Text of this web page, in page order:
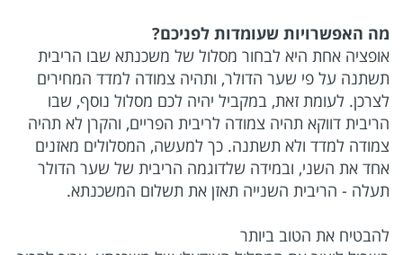
מה האפשרויות שעומדות לפניכם?
אופציה אחת היא לבחור מסלול של משכנתא שבו הריבית
תשתנה על פי שער הדולר, ותהיה צמודה למדד המחירים
לצרכן. לעומת זאת, במקביל יהיה לכם מסלול נוסף, שבו
הריבית דווקא תהיה צמודה לריבית הפריים, והקרן לא תהיה
צמודה למדד ולא תשתנה. כך למעשה, המסלולים מאזנים
אחד את השני, ובמידה שלדוגמה הריבית של שער הדולר
תעלה - הריבית השנייה תאזן את תשלום המשכנתא.
להבטיח את הטוב ביותר